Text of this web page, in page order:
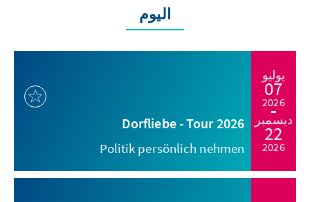
اليوم
يوليو
07
2026
ديسمبر
22
2026
Dorfliebe - Tour 2026
Politik persönlich nehmen